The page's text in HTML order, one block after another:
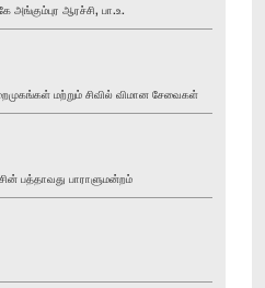
ஆரச்சி, பா.உ.
மற்றும் சிவில் விமான சேவைகள்
பத்தாவது பாராளுமன்றம்